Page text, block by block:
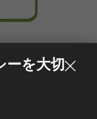
ーを大切